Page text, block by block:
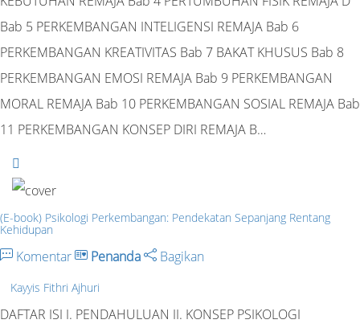
Bab 5 PERKEMBANGAN INTELIGENSI REMAJA Bab 6
PERKEMBANGAN KREATIVITAS Bab 7 BAKAT KHUSUS Bab 8
PERKEMBANGAN EMOSI REMAJA Bab 9 PERKEMBANGAN
MORAL REMAJA Bab 10 PERKEMBANGAN SOSIAL REMAJA Bab
11 PERKEMBANGAN KONSEP DIRI REMAJA B…
(E-book) Psikologi Perkembangan: Pendekatan Sepanjang Rentang
Kehidupan
Komentar Penanda Bagikan
Kayyis Fithri Ajhuri
DAFTAR ISI I. PENDAHULUAN II. KONSEP PSIKOLOGI